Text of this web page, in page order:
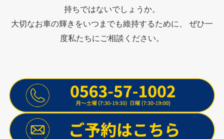
持ちではないでしょうか。
大切なお車の輝きをいつまでも維持するために、 ぜひ一
度私たちにご相談ください。